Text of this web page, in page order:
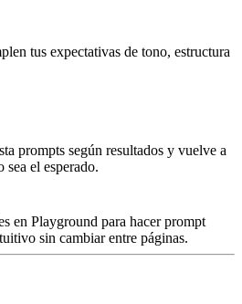
tus expectativas de tono, estructura
prompts según resultados y vuelve a
sea el esperado.
en Playground para hacer prompt
sin cambiar entre páginas.